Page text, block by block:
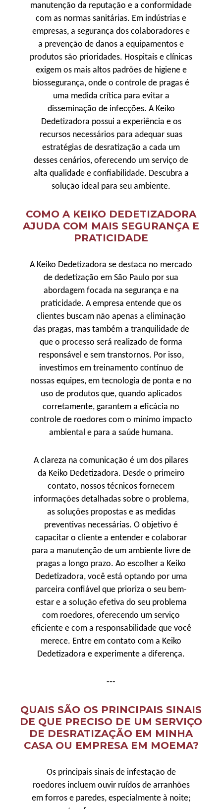
manutenção da reputação e a conformidade
com as normas sanitárias. Em indústrias e
empresas, a segurança dos colaboradores e
a prevenção de danos a equipamentos e
produtos são prioridades. Hospitais e clínicas
exigem os mais altos padrões de higiene e
biossegurança, onde o controle de pragas é
uma medida crítica para evitar a
disseminação de infecções. A Keiko
Dedetizadora possui a experiência e os
recursos necessários para adequar suas
estratégias de desratização a cada um
desses cenários, oferecendo um serviço de
alta qualidade e confiabilidade. Descubra a
solução ideal para seu ambiente.
COMO A KEIKO DEDETIZADORA
AJUDA COM MAIS SEGURANÇA E
PRATICIDADE
A Keiko Dedetizadora se destaca no mercado
de dedetização em São Paulo por sua
abordagem focada na segurança e na
praticidade. A empresa entende que os
clientes buscam não apenas a eliminação
das pragas, mas também a tranquilidade de
que o processo será realizado de forma
responsável e sem transtornos. Por isso,
investimos em treinamento contínuo de
nossas equipes, em tecnologia de ponta e no
uso de produtos que, quando aplicados
corretamente, garantem a eficácia no
controle de roedores com o mínimo impacto
ambiental e para a saúde humana.
A clareza na comunicação é um dos pilares
da Keiko Dedetizadora. Desde o primeiro
contato, nossos técnicos fornecem
informações detalhadas sobre o problema,
as soluções propostas e as medidas
preventivas necessárias. O objetivo é
capacitar o cliente a entender e colaborar
para a manutenção de um ambiente livre de
pragas a longo prazo. Ao escolher a Keiko
Dedetizadora, você está optando por uma
parceira confiável que prioriza o seu bem-
estar e a solução efetiva do seu problema
com roedores, oferecendo um serviço
eficiente e com a responsabilidade que você
merece. Entre em contato com a Keiko
Dedetizadora e experimente a diferença.
---
QUAIS SÃO OS PRINCIPAIS SINAIS
DE QUE PRECISO DE UM SERVIÇO
DE DESRATIZAÇÃO EM MINHA
CASA OU EMPRESA EM MOEMA?
Os principais sinais de infestação de
roedores incluem ouvir ruídos de arranhões
em forros e paredes, especialmente à noite;